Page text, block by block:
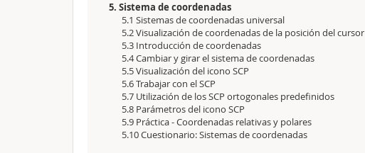
5. Sistema de coordenadas
5.1 Sistemas de coordenadas universal
5.2 Visualización de coordenadas de la posición del cursor
5.3 Introducción de coordenadas
5.4 Cambiar y girar el sistema de coordenadas
5.5 Visualización del icono SCP
5.6 Trabajar con el SCP
5.7 Utilización de los SCP ortogonales predefinidos
5.8 Parámetros del icono SCP
5.9 Práctica - Coordenadas relativas y polares
5.10 Cuestionario: Sistemas de coordenadas